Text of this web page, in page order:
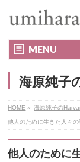
MENU
海原純子
HOME » 海原純子の
他人のために生きた人々
他人のために